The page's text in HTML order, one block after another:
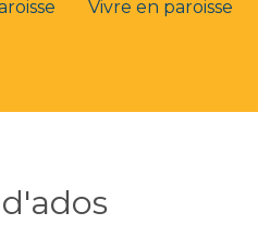
Vivre en paroisse